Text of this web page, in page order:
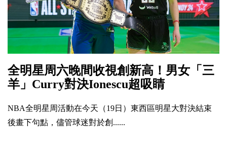
全明星周六晚間收視創新高！男女「三
羊」Curry對決Ionescu超吸睛
NBA全明星周活動在今天（19日）東西區明星大對決結束
後畫下句點，儘管球迷對於創......